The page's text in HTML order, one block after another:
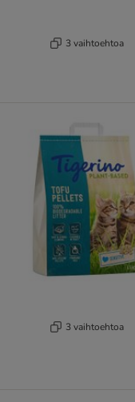
3 vaihtoehtoa
3 vaihtoehtoa